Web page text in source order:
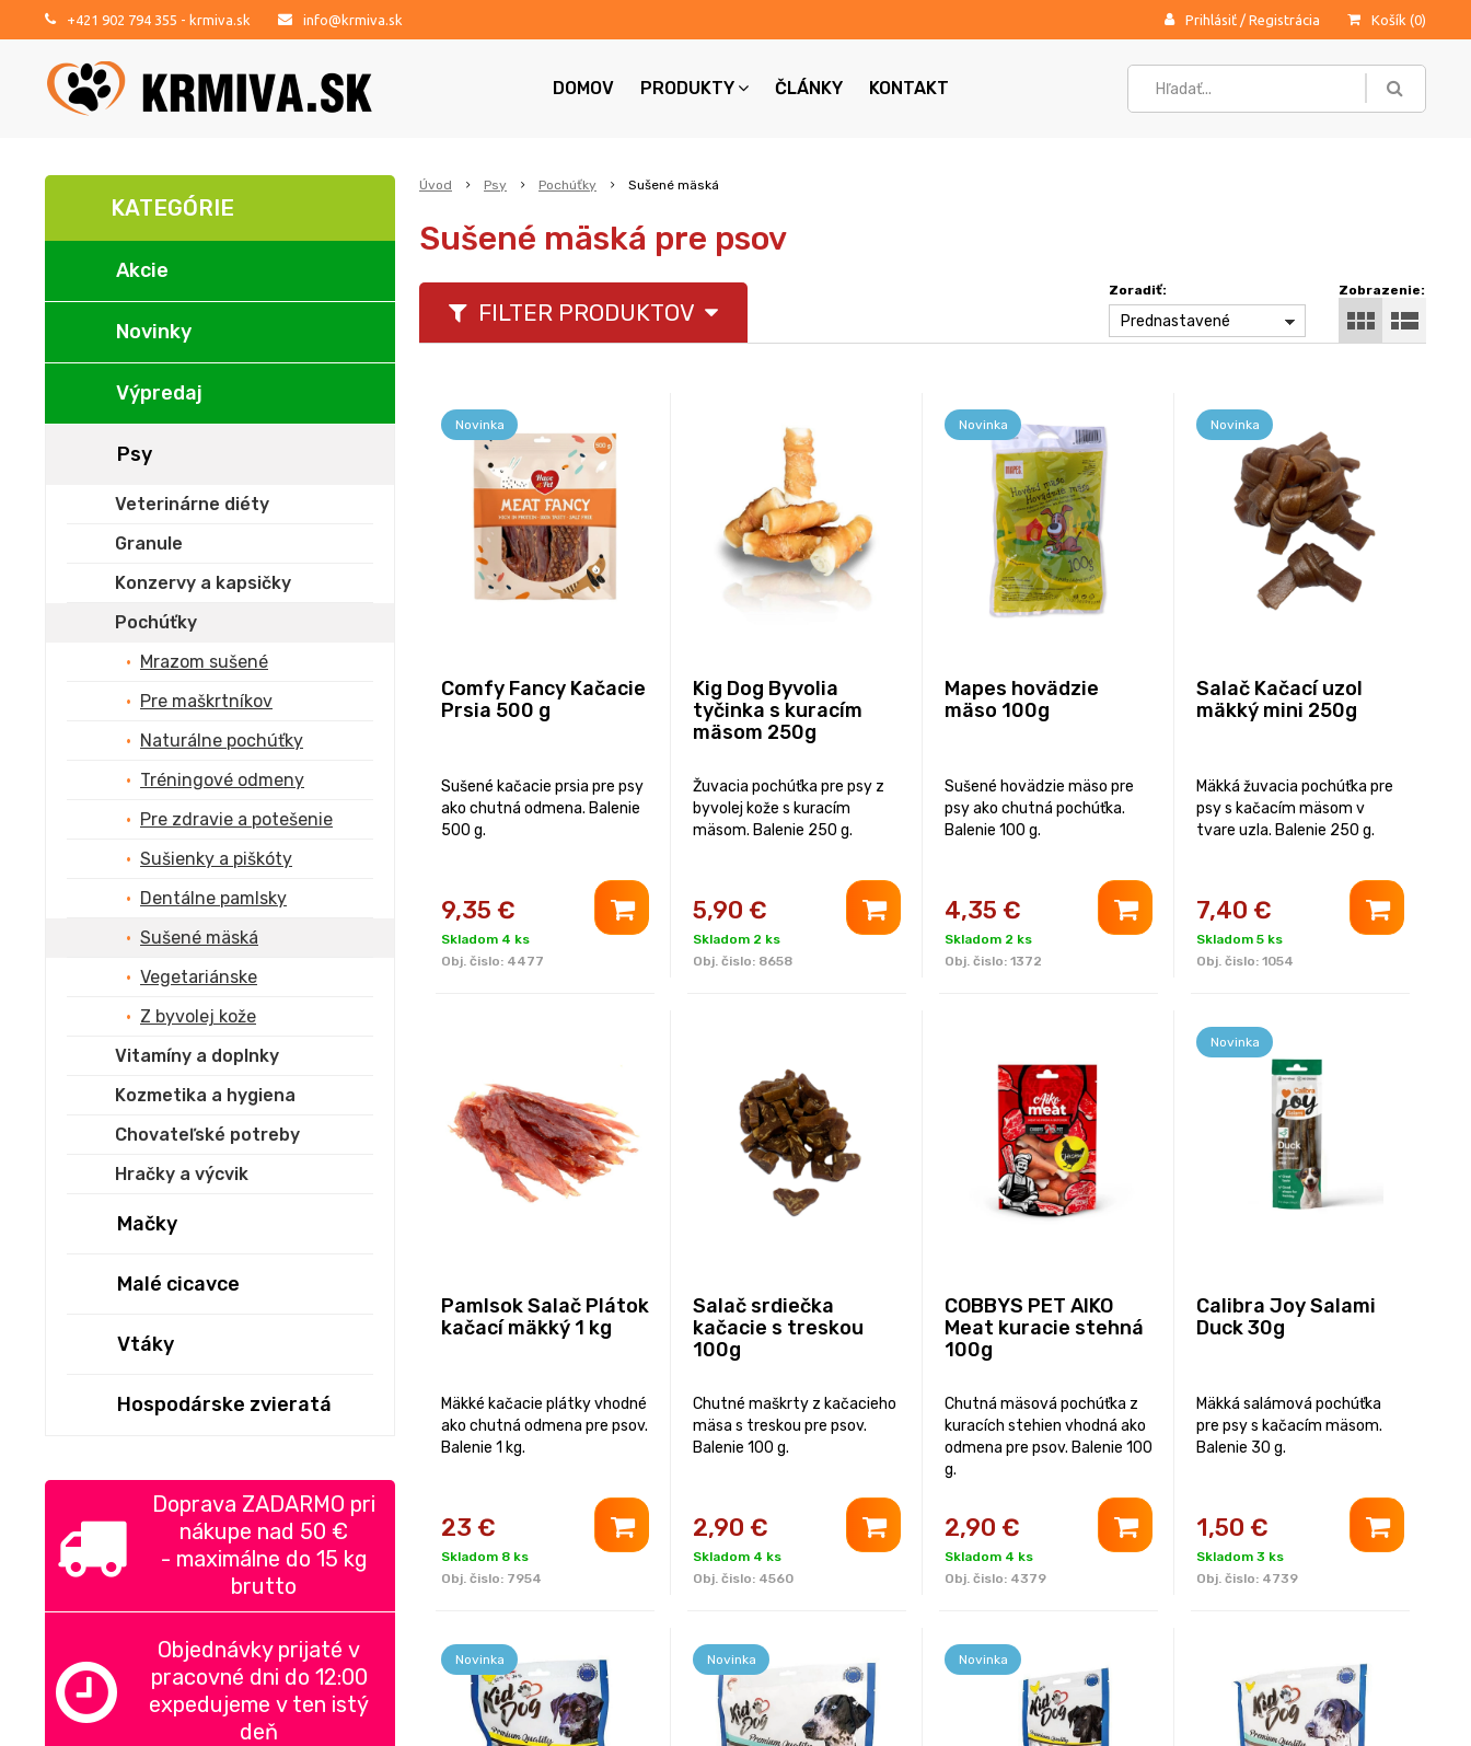
+421 902 794 355 - krmiva.sk info@krmiva.sk Prihlásiť / Registrácia Košík (0)
DOMOV PRODUKTY ČLÁNKY KONTAKT
Úvod Psy Pochúťky Sušené mäská
Sušené mäská pre psov
Zobrazenie:
Zoradiť:
Prednastavené
FILTER PRODUKTOV
Novinka
Comfy Fancy Kačacie
Prsia 500 g
Sušené kačacie prsia pre psy
ako chutná odmena. Balenie
500 g.
9,35 €
Skladom 4 ks
Obj. čislo: 4477
Kig Dog Byvolia
tyčinka s kuracím
mäsom 250g
Žuvacia pochúťka pre psy z
byvolej kože s kuracím
mäsom. Balenie 250 g.
5,90 €
Skladom 2 ks
Obj. čislo: 8658
Novinka
Mapes hovädzie
mäso 100g
Sušené hovädzie mäso pre
psy ako chutná pochúťka.
Balenie 100 g.
4,35 €
Skladom 2 ks
Obj. čislo: 1372
Novinka
Salač Kačací uzol
mäkký mini 250g
Mäkká žuvacia pochúťka pre
psy s kačacím mäsom v
tvare uzla. Balenie 250 g.
7,40 €
Skladom 5 ks
Obj. čislo: 1054
Pamlsok Salač Plátok
kačací mäkký 1 kg
Mäkké kačacie plátky vhodné
ako chutná odmena pre psov.
Balenie 1 kg.
23 €
Skladom 8 ks
Obj. čislo: 7954
Salač srdiečka
kačacie s treskou
100g
Chutné maškrty z kačacieho
mäsa s treskou pre psov.
Balenie 100 g.
2,90 €
Skladom 4 ks
Obj. čislo: 4560
COBBYS PET AIKO
Meat kuracie stehná
100g
Chutná mäsová pochúťka z
kuracích stehien vhodná ako
odmena pre psov. Balenie 100
g.
2,90 €
Skladom 4 ks
Obj. čislo: 4379
Novinka
Calibra Joy Salami
Duck 30g
Mäkká salámová pochúťka
pre psy s kačacím mäsom.
Balenie 30 g.
1,50 €
Skladom 3 ks
Obj. čislo: 4739
Novinka Novinka Novinka
KATEGÓRIE
Akcie
Novinky
Výpredaj
Psy
Veterinárne diéty
Granule
Konzervy a kapsičky
Pochúťky
Mrazom sušené
Pre maškrtníkov
Naturálne pochúťky
Tréningové odmeny
Pre zdravie a potešenie
Sušienky a piškóty
Dentálne pamlsky
Sušené mäská
Vegetariánske
Z byvolej kože
Vitamíny a doplnky
Kozmetika a hygiena
Chovateľské potreby
Hračky a výcvik
Mačky
Malé cicavce
Vtáky
Hospodárske zvieratá
Doprava ZADARMO pri
nákupe nad 50 €
- maximálne do 15 kg
brutto
Objednávky prijaté v
pracovné dni do 12:00
expedujeme v ten istý
deň